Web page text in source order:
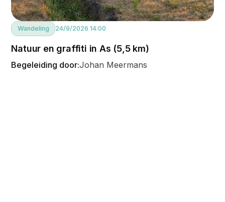
Wandeling 24/9/2026 14:00
Natuur en graffiti in As (5,5 km)
Begeleiding door:Johan Meermans